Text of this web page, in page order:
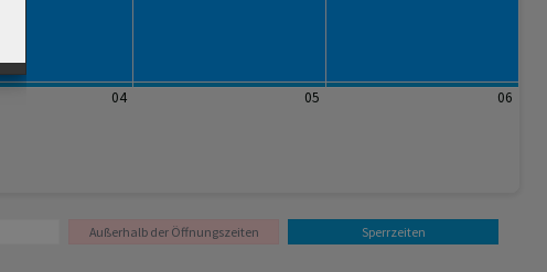
04 05 06
Außerhalb der Öffnungszeiten Sperrzeiten